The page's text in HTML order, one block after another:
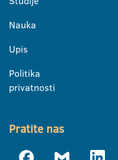
Nauka
Upis
Politika
privatnosti
Pratite nas